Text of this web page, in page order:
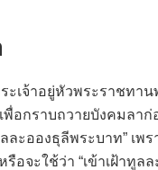
เจ้าอยู่หัวพระราชทา
พื่อกราบถวายบังคมลา
ละอองธุลีพระบาท” เพ
อจะใช้ว่า “เข้าเฝ้าทูล